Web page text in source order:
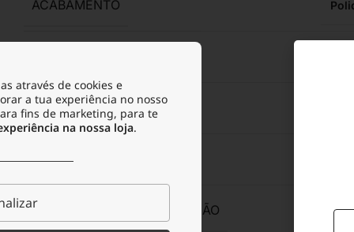
ACABAMENTO
RESISTENTE À ÁGUA
RESISTENTE À OXIDAÇÃO
RESISTENTE À TRANSPIRAÇÃO
através de cookies e
a tua experiência no nosso
fins de marketing, para te
na nossa loja.